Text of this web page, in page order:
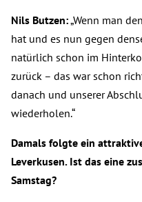
Nils Butzen:„Wenn man
hat und es nun gegen
natürlich schon im
zurück – das war schon
danach und unserer
wiederholen.“
Damals folgte ein
Leverkusen. Ist das eine
Samstag?